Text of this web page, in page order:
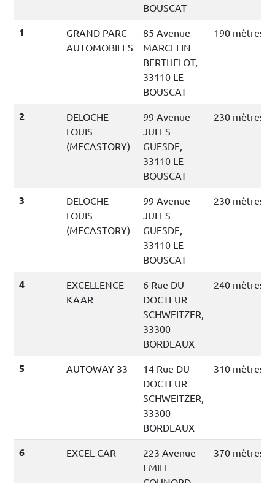
BOUSCAT
1
GRAND PARC
AUTOMOBILES
85 Avenue
MARCELIN
BERTHELOT,
33110 LE
BOUSCAT
190 mètres
2
DELOCHE
LOUIS
(MECASTORY)
99 Avenue
JULES
GUESDE,
33110 LE
BOUSCAT
230 mètres
3
DELOCHE
LOUIS
(MECASTORY)
99 Avenue
JULES
GUESDE,
33110 LE
BOUSCAT
230 mètres
4
EXCELLENCE
KAAR
6 Rue DU
DOCTEUR
SCHWEITZER,
33300
BORDEAUX
240 mètres
5 AUTOWAY 33
14 Rue DU
DOCTEUR
SCHWEITZER,
33300
BORDEAUX
310 mètres
6 EXCEL CAR
223 Avenue
EMILE
370 mètres